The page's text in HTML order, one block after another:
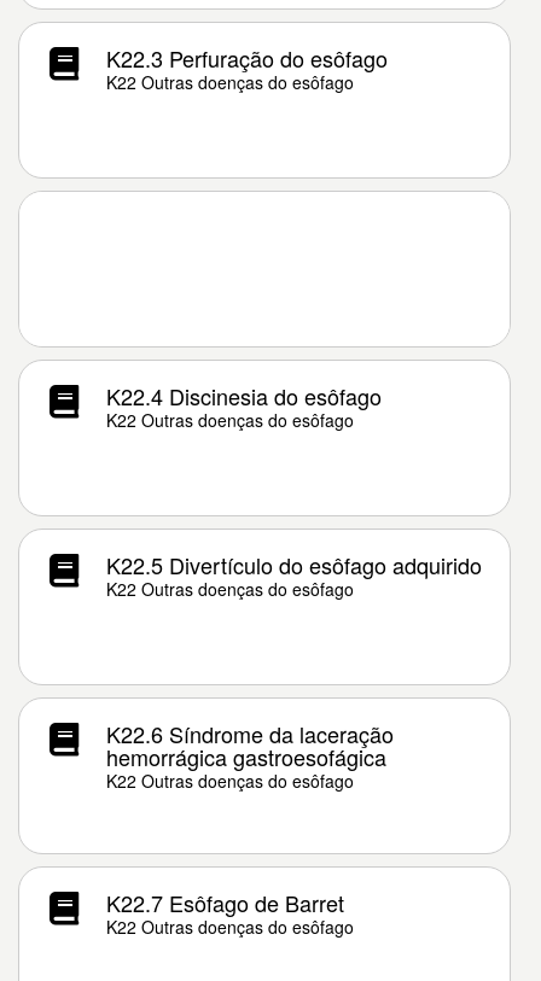
K22.3 Perfuração do esôfago
K22 Outras doenças do esôfago
K22.4 Discinesia do esôfago
K22 Outras doenças do esôfago
K22.5 Divertículo do esôfago adquirido
K22 Outras doenças do esôfago
K22.6 Síndrome da laceração
hemorrágica gastroesofágica
K22 Outras doenças do esôfago
K22.7 Esôfago de Barret
K22 Outras doenças do esôfago